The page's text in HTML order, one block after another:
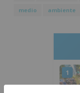
medio
ambiente
1